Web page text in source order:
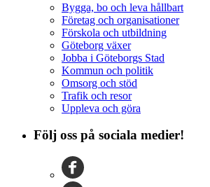
Bygga, bo och leva hållbart
Företag och organisationer
Förskola och utbildning
Göteborg växer
Jobba i Göteborgs Stad
Kommun och politik
Omsorg och stöd
Trafik och resor
Uppleva och göra
Följ oss på sociala medier!